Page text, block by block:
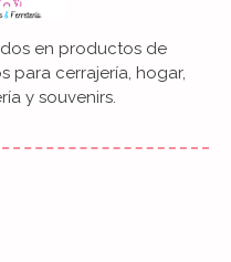
en productos de
para cerrajería, hogar,
y souvenirs.